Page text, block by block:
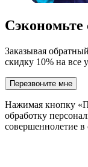
Сэкономьте
Заказывая
скидку 10% на все
Перезвоните мне
Нажимая кнопку
обработку
совершеннолетие в